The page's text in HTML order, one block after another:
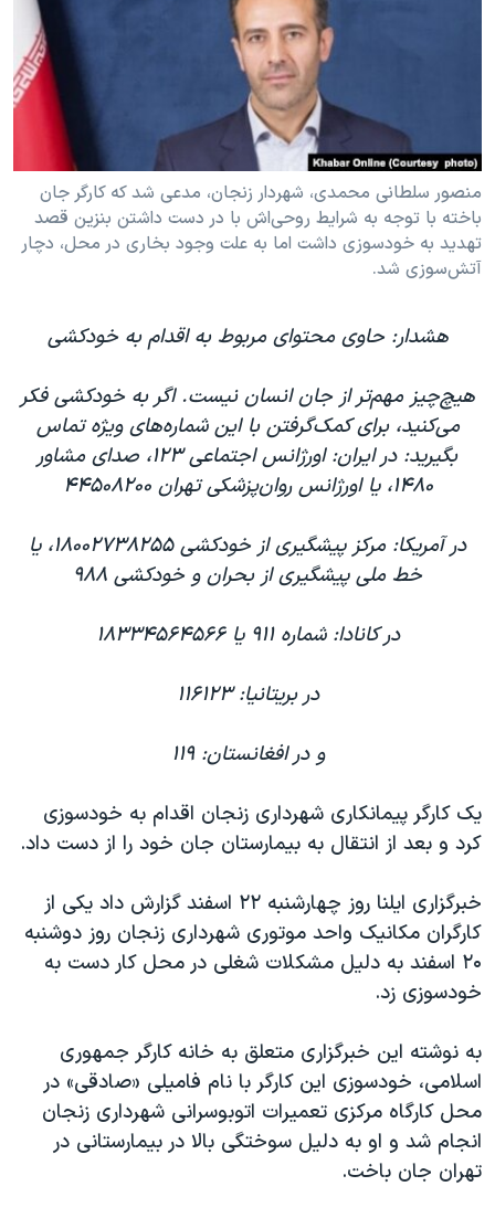
علم و فناوری
گالری عکس
آرشیو پخش زنده
انتخابات ریاست جمهوری آمریکا ۲۰۲۴
حمله جمهوری اسلامی به اسرائیل
رمز مهسا
اعتراضات زن، زندگی، آزادی
مجموعه مستندهای دادخواهی
دادگاه حمید نوری
قانون شفافیت دارائی کادر رهبری ایران
اعتراضات مردمی آبان ۹۸
اسرائیل در جنگ
نرگس محمدی برنده جایزه نوبل صلح
همایش محافظه‌کاران آمریکا «سی‌پک»
زبانهای مختلف
منصور سلطانی محمدی، شهردار زنجان، مدعی شد که کارگر جان
باخته با توجه به شرایط روحی‌اش با در دست داشتن بنزین قصد
تهدید به خودسوزی داشت اما به علت وجود بخاری در محل، دچار
آتش‌سوزی شد.
هشدار: حاوی محتوای مربوط به اقدام به خودکشی
هیچ‌چیز مهم‌تر از جان انسان نیست. اگر به خودکشی فکر
می‌کنید، برای کمک‌گرفتن با این شماره‌های ویژه تماس
بگیرید: در ایران: اورژانس اجتماعی ۱۲۳، صدای مشاور
۱۴۸۰، یا اورژانس روان‌پزشکی تهران ۴۴۵۰۸۲۰۰
در آمریکا: مرکز پیشگیری از خودکشی ۱۸۰۰۲۷۳۸۲۵۵، یا
خط ملی پیشگیری از بحران و خودکشی ۹۸۸
در کانادا: شماره‌ ۹۱۱ یا ۱۸۳۳۴۵۶۴۵۶۶
در بریتانیا: ۱۱۶۱۲۳
و در افغانستان: ۱۱۹
یک کارگر پیمانکاری شهرداری زنجان اقدام به خودسوزی
کرد و بعد از انتقال به بیمارستان جان خود را از دست داد.
خبرگزاری ایلنا روز چهارشنبه ۲۲ اسفند گزارش داد یکی از
کارگران مکانیک واحد موتوری شهرداری زنجان روز دوشنبه
۲۰ اسفند به دلیل مشکلات شغلی در محل کار دست به
خودسوزی زد.
به نوشته این خبرگزاری متعلق به خانه کارگر جمهوری
اسلامی، خودسوزی این کارگر با نام فامیلی «صادقی» در
محل کارگاه مرکزی تعمیرات اتوبوسرانی شهرداری زنجان
انجام شد و او به دلیل سوختگی بالا در بیمارستانی در
تهران جان باخت.